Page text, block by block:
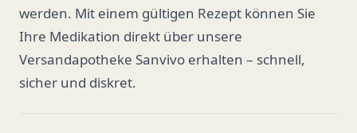
werden. Mit einem gültigen Rezept können Sie
Ihre Medikation direkt über unsere
Versandapotheke Sanvivo erhalten – schnell,
sicher und diskret.